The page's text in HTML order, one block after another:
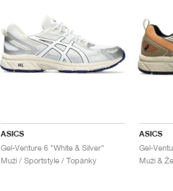
ASICS
Gel-Venture 6 "White & Silver"
Muži / Sportstyle / Topánky
ASICS
Muži &